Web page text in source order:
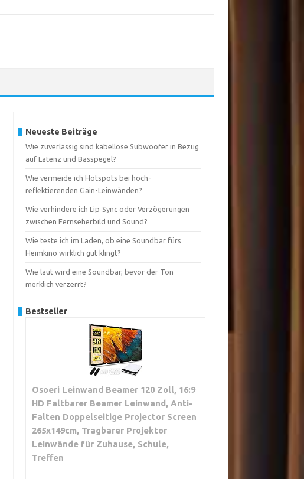
Neueste Beiträge
Wie zuverlässig sind kabellose Subwoofer in Bezug
auf Latenz und Basspegel?
Wie vermeide ich Hotspots bei hoch-
reflektierenden Gain-Leinwänden?
Wie verhindere ich Lip‑Sync oder Verzögerungen
zwischen Fernseherbild und Sound?
Wie teste ich im Laden, ob eine Soundbar fürs
Heimkino wirklich gut klingt?
Wie laut wird eine Soundbar, bevor der Ton
merklich verzerrt?
Bestseller
Osoeri Leinwand Beamer 120 Zoll, 16:9
HD Faltbarer Beamer Leinwand, Anti-
Falten Doppelseitige Projector Screen
265x149cm, Tragbarer Projektor
Leinwände für Zuhause, Schule,
Treffen